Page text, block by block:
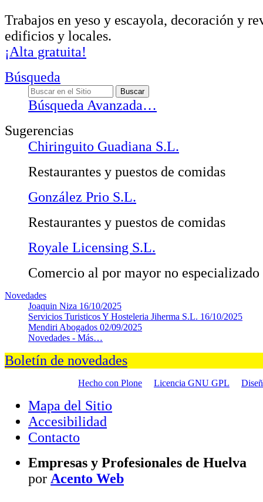
Trabajos en yeso y escayola, decoración y
edificios y locales.
¡Alta gratuita!
Búsqueda
Búsqueda Avanzada…
Sugerencias
Chiringuito Guadiana S.L.
Restaurantes y puestos de comidas
González Prio S.L.
Restaurantes y puestos de comidas
Royale Licensing S.L.
Comercio al por mayor no especializado
Novedades
Joaquin Niza 16/10/2025
Servicios Turisticos Y Hosteleria Jiherma S.L. 16/10/2025
Mendiri Abogados 02/09/2025
Novedades - Más…
Boletín de novedades
Hecho con Plone Licencia GNU GPL
Mapa del Sitio
Accesibilidad
Contacto
Empresas y Profesionales de Huelva
por Acento Web